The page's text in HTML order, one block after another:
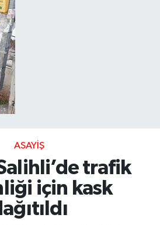
ASAYIŞ
trafik
için kask